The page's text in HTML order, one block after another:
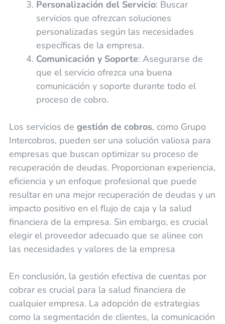
Personalización del Servicio: Buscar
servicios que ofrezcan soluciones
personalizadas según las necesidades
específicas de la empresa.
Comunicación y Soporte: Asegurarse de
que el servicio ofrezca una buena
comunicación y soporte durante todo el
proceso de cobro.
Los servicios de gestión de cobros, como Grupo
Intercobros, pueden ser una solución valiosa para
empresas que buscan optimizar su proceso de
recuperación de deudas. Proporcionan experiencia,
eficiencia y un enfoque profesional que puede
resultar en una mejor recuperación de deudas y un
impacto positivo en el flujo de caja y la salud
financiera de la empresa. Sin embargo, es crucial
elegir el proveedor adecuado que se alinee con
las necesidades y valores de la empresa
En conclusión, la gestión efectiva de cuentas por
cobrar es crucial para la salud financiera de
cualquier empresa. La adopción de estrategias
como la segmentación de clientes, la comunicación